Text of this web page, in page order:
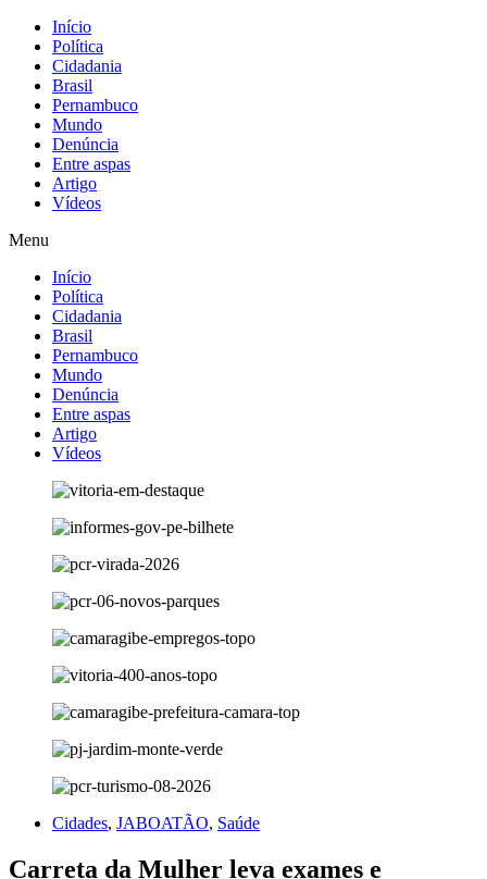
Início
Política
Cidadania
Brasil
Pernambuco
Mundo
Denúncia
Entre aspas
Artigo
Vídeos
Menu
Início
Política
Cidadania
Brasil
Pernambuco
Mundo
Denúncia
Entre aspas
Artigo
Vídeos
Cidades, JABOATÃO, Saúde
Carreta da Mulher leva exames e